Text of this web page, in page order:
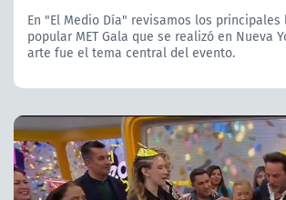
En "El Medio Día" revisamos los principales
popular MET Gala que se realizó en Nueva
arte fue el tema central del evento.